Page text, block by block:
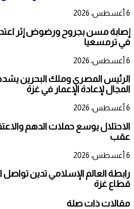
6 أغسطس، 2026
إصابة مسن بجروح ورضوض إثر
في ترمسعيا
6 أغسطس، 2026
الرئيس المصري وملك البحرين
المجال لإعادة الإعمار في غزة
6 أغسطس، 2026
الاحتلال يوسع حملات الدهم
عقب
6 أغسطس، 2026
رابطة العالم الإسلامي تدين تواصل
قطاع غزة
مقالات ذات صلة